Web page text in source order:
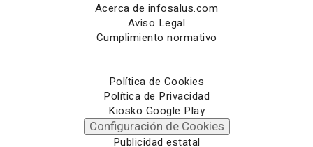
Acerca de infosalus.com
Aviso Legal
Cumplimiento normativo
Política de Cookies
Política de Privacidad
Kiosko Google Play
Configuración de Cookies
Publicidad estatal